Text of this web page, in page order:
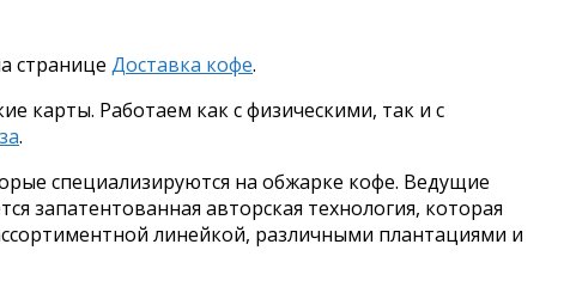
странице Доставка кофе.
карты. Работаем как с физическими, так и с
.
специализируются на обжарке кофе. Ведущие
запатентованная авторская технология, которая
линейкой, различными плантациями и